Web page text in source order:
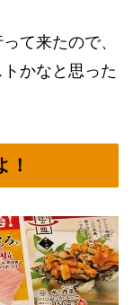
て来たので、
かなと思った
！